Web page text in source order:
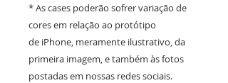
* As cases poderão sofrer variação de
cores em relação ao protótipo
de iPhone, meramente ilustrativo, da
primeira imagem, e também às fotos
postadas em nossas redes sociais.